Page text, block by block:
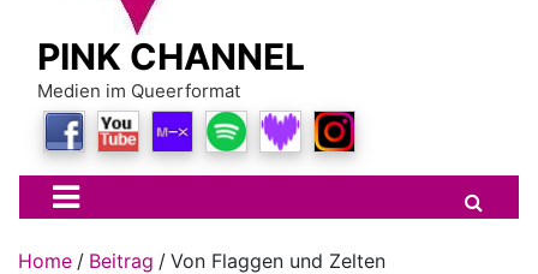
PINK CHANNEL
Medien im Queerformat
Home Beitrag Von Flaggen und Zelten